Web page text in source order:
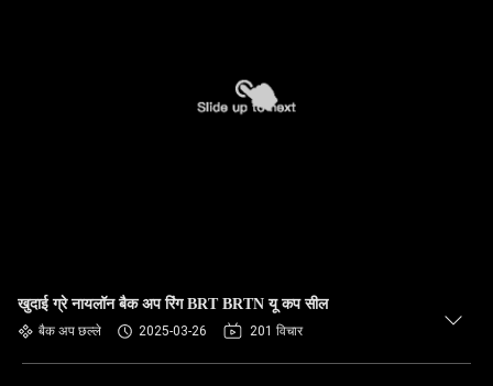
खुदाई ग्रे नायलॉन बैक अप रिंग BRT BRTN यू कप सील
बैक अप छल्ले 2025-03-26 201 विचार